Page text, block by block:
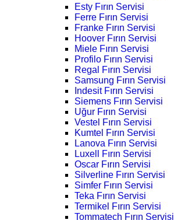
Esty Fırın Servisi
Ferre Fırın Servisi
Franke Fırın Servisi
Hoover Fırın Servisi
Miele Fırın Servisi
Profilo Fırın Servisi
Regal Fırın Servisi
Samsung Fırın Servisi
Indesit Fırın Servisi
Siemens Fırın Servisi
Uğur Fırın Servisi
Vestel Fırın Servisi
Kumtel Fırın Servisi
Lanova Fırın Servisi
Luxell Fırın Servisi
Oscar Fırın Servisi
Silverline Fırın Servisi
Simfer Fırın Servisi
Teka Fırın Servisi
Termikel Fırın Servisi
Tommatech Fırın Servisi